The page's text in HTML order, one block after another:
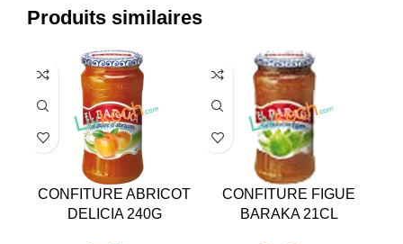
Produits similaires
CONFITURE ABRICOT
DELICIA 240G
CONFITURE FIGUE
BARAKA 21CL